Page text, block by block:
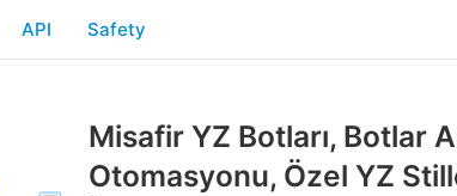
API Safety
Misafir YZ Botları, Botlar
Otomasyonu, Özel YZ